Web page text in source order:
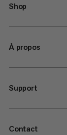
Shop
À propos
Support
Contact